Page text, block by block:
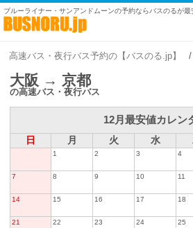
ブルーライナー・サンアンドムーンの予約ならバスのるが最
高速バス・夜行バス予約の【バスのる.jp】
大阪 → 京都
の高速バス・夜行バス
12月最安値カレン
日
月 火 水
1 2 3 4
7 8 9 10 11
14 15 16 17 18
21 22 23 24 25